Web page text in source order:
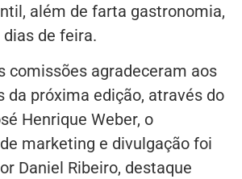
além de farta gastronomia,
de feira.
comissões agradeceram aos
da próxima edição, através do
Henrique Weber, o
marketing e divulgação foi
Daniel Ribeiro, destaque